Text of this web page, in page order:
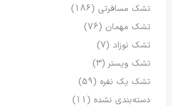
تشک مسافرتی (186)
تشک مهمان (76)
تشک نوزاد (7)
تشک ویستر(3)
تشک یک نفره (59)
دسته‌بندی نشده (11)